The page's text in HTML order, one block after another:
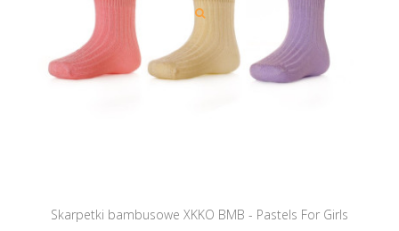
Skarpetki bambusowe XKKO BMB - Pastels For Girls